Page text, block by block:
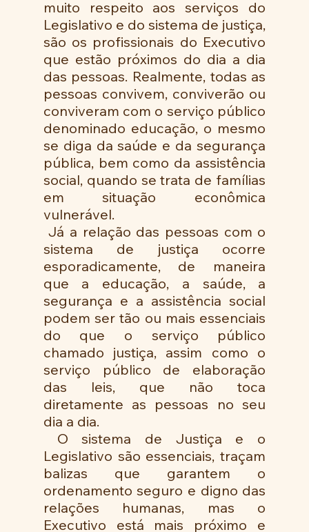
muito respeito aos serviços do
Legislativo e do sistema de justiça,
são os profissionais do Executivo
que estão próximos do dia a dia
das pessoas. Realmente, todas as
pessoas convivem, conviverão ou
conviveram com o serviço público
denominado educação, o mesmo
se diga da saúde e da segurança
pública, bem como da assistência
social, quando se trata de famílias
em situação econômica
vulnerável.
Já a relação das pessoas com o
sistema de justiça ocorre
esporadicamente, de maneira
que a educação, a saúde, a
segurança e a assistência social
podem ser tão ou mais essenciais
do que o serviço público
chamado justiça, assim como o
serviço público de elaboração
das leis, que não toca
diretamente as pessoas no seu
dia a dia.
Legislativo são essenciais, traçam
balizas que garantem o
ordenamento seguro e digno das
relações humanas, mas o
Executivo está mais próximo e